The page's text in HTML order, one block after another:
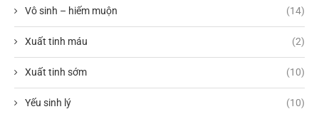
Vô sinh – hiếm muộn (14)
Xuất tinh máu (2)
Xuất tinh sớm (10)
Yếu sinh lý (10)